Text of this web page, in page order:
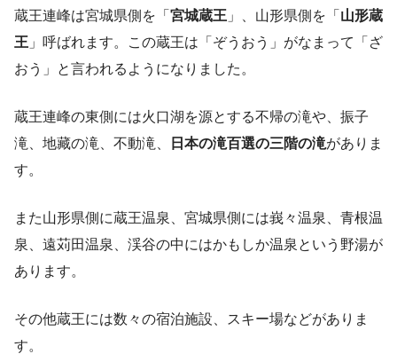
蔵王連峰は宮城県側を「 宮城蔵王 」、山形県側を「 山形蔵
王 」呼ばれます。この蔵王は「ぞうおう」がなまって「ざ
おう」と言われるようになりました。
蔵王連峰の東側には火口湖を源とする不帰の滝や、振子
滝、地藏の滝、不動滝、
日本の滝百選の三階の滝がありま
す。
また山形県側に蔵王温泉、宮城県側には峩々温泉、青根温
泉、遠苅田温泉、渓谷の中にはかもしか温泉という野湯が
あります。
その他蔵王には数々の宿泊施設、スキー場などがありま
す。